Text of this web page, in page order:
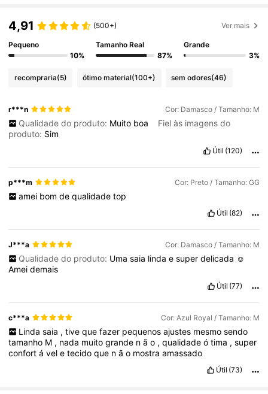
4,91 (500+) Ver mais
Pequeno
10%
Tamanho Real
87%
Grande
3%
recompraria(5) ótimo material(100+) sem odores(46)
r***n Cor: Damasco / Tamanho: M
Qualidade do produto: Muito boa
Fiel às imagens do
produto: Sim
Útil (120)
p***m Cor: Preto / Tamanho: GG
amei bom de qualidade top
Útil (82)
J***a Cor: Damasco / Tamanho: M
Qualidade do produto: Uma saia linda e super delicada ☺️
Ameidemais
Útil (77)
c***a Cor: Azul Royal / Tamanho: M
Linda saia , tive que fazer pequenos ajustes mesmo sendo
tamanho M , nada muitogrande não ,qualidadeótima ,super
confortáveletecidoque não mostraamassado
Útil (73)